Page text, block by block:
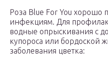
Роза Blue For You хорошо
инфекциям. Для
водные опрыскивания с
купороса или бордоской
заболевания цветка: